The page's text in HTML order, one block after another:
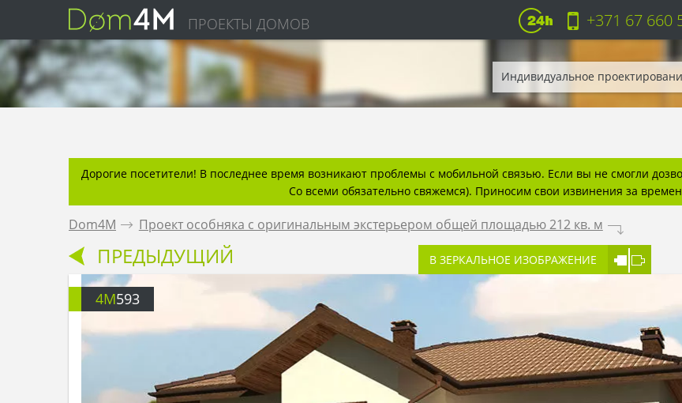
ПРОЕКТЫ ДОМОВ +371 67 660
Индивидуальное
Дорогие посетители! В последнее время возникают проблемы с мобильной связью. Если вы не смогли
Со всеми обязательно свяжемся). Приносим свои извинения за
Dom4M . Проект особняка с оригинальным экстерьером общей площадью 212 кв. м .
ПРЕДЫДУЩИЙ В ЗЕРКАЛЬНОЕ ИЗОБРАЖЕНИЕ
4M593